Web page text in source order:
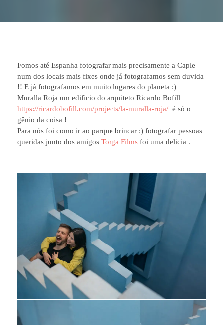
Fomos até Espanha fotografar mais precisamente a Caple
num dos locais mais fixes onde já fotografamos sem duvida
!! E já fotografamos em muito lugares do planeta :)
Muralla Roja um edificio do arquiteto Ricardo Bofill
https://ricardobofill.com/projects/la-muralla-roja/ é só o
gênio da coisa !
Para nós foi como ir ao parque brincar :) fotografar pessoas
queridas junto dos amigos Torga Films foi uma delicia .